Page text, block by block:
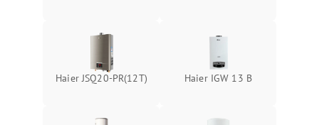
Haier JSQ20-PR(12T) Haier IGW 13 B